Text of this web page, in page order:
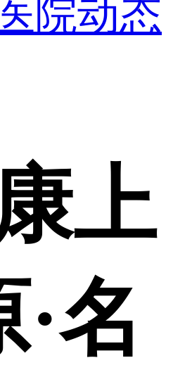
医院动态
上
名